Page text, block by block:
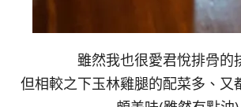
雖然我也很愛君悅排骨的
但相較之下玉林雞腿的配菜多、又